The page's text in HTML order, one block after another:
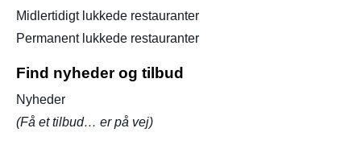
Midlertidigt lukkede restauranter
Permanent lukkede restauranter
Find nyheder og tilbud
Nyheder
(Få et tilbud… er på vej)